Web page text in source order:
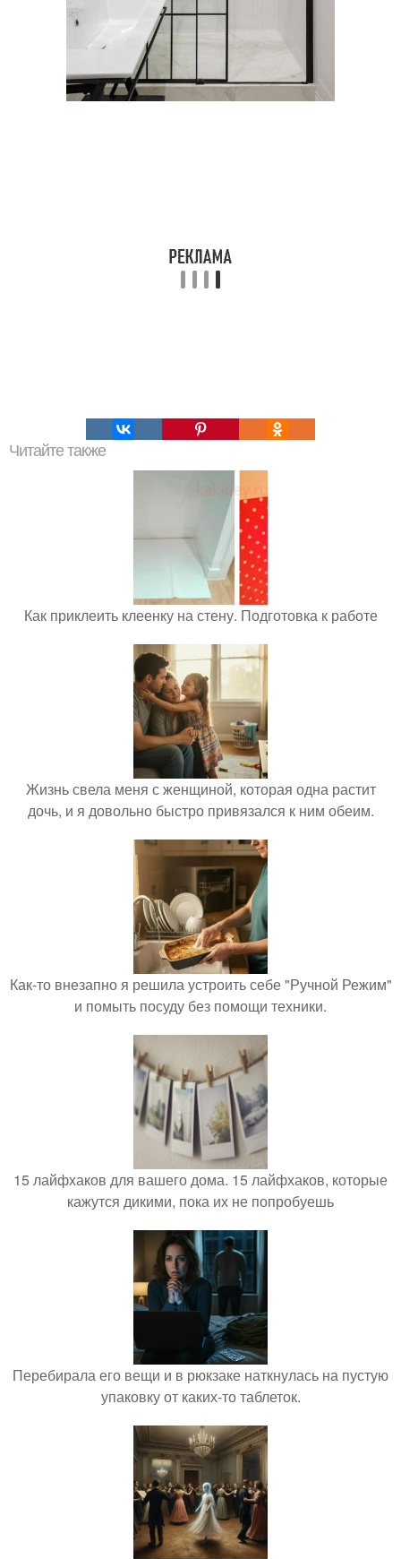
Читайте также
Как приклеить клеенку на стену. Подготовка к работе
Жизнь свела меня с женщиной, которая одна растит
дочь, и я довольно быстро привязался к ним обеим.
Как-то внезапно я решила устроить себе "Ручной Режим"
и помыть посуду без помощи техники.
15 лайфхаков для вашего дома. 15 лайфхаков, которые
кажутся дикими, пока их не попробуешь
Перебирала его вещи и в рюкзаке наткнулась на пустую
упаковку от каких-то таблеток.